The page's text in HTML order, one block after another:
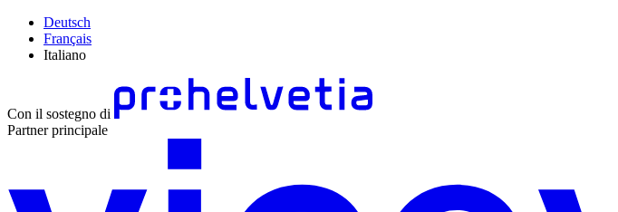
Deutsch
Français
Italiano
Con il sostegno di
Partner principale